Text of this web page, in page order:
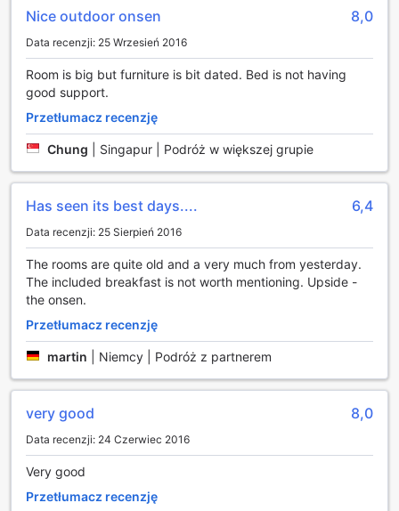
nocleg, ale także oaza spokoju, w której każdy znajdzie
Udogodnienia w Garyu No Sato Ryokan
Garyu No Sato Ryokan w Takayama to miejsce, które łączy
tradycyjną japońską gościnność z nowoczesnymi
udogodnieniami, zapewniając komfortowy pobyt dla
wszystkich gości. W obiekcie dostępne są publiczne
obszary z bezprzewodowym dostępem do internetu, co
od tego, czy chcesz sprawdzić wiadomości, skontaktować
się z bliskimi, czy po prostu przeglądać lokalne atrakcje,
wi-fi w przestrzeniach wspólnych sprawia, że jesteś
zawsze na bieżąco.
Dla tych, którzy palą, Garyu No Sato Ryokan oferuje
wyznaczone miejsce do palenia, co zapewnia komfort i
prywatność zarówno dla palaczy, jak i dla tych, którzy
wolą unikać dymu papierosowego. Dzięki tym
udogodnieniom, każdy gość może cieszyć się spokojnym i
wszystkich niezbędnych wygód.
Transport w Garyu No Sato Ryokan
Garyu No Sato Ryokan w Takayama oferuje doskonałe
udogodnienia transportowe, które sprawiają, że podróż do
tego malowniczego miejsca jest wygodna i
Nice outdoor onsen 8,0
Data recenzji: 25 Wrzesień 2016
Room is big but furniture is bit dated. Bed is not having
good support.
Przetłumacz recenzję
Chung Singapur | Podróż w większej grupie
Has seen its best days.... 6,4
Data recenzji: 25 Sierpień 2016
The rooms are quite old and a very much from yesterday.
The included breakfast is not worth mentioning. Upside -
the onsen.
Przetłumacz recenzję
martin Niemcy | Podróż z partnerem
very good 8,0
Data recenzji: 24 Czerwiec 2016
Very good
Przetłumacz recenzję